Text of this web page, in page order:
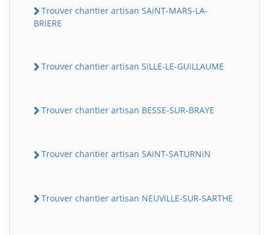
Trouver chantier artisan SAiNT-MARS-LA-
BRiERE
Trouver chantier artisan SiLLE-LE-GUiLLAUME
Trouver chantier artisan BESSE-SUR-BRAYE
Trouver chantier artisan SAiNT-SATURNiN
Trouver chantier artisan NEUViLLE-SUR-SARTHE